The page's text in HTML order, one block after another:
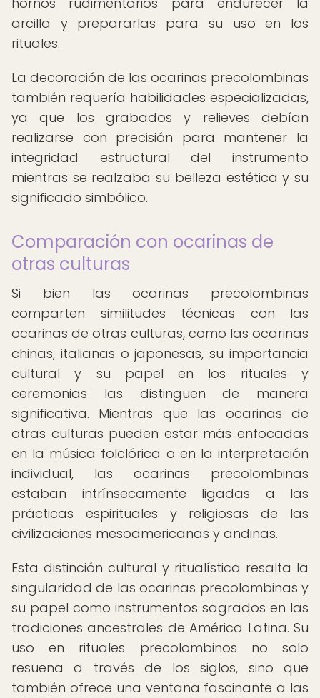
arcilla y prepararlas para su uso en los
rituales.
La decoración de las ocarinas precolombinas
también requería habilidades especializadas,
ya que los grabados y relieves debían
realizarse con precisión para mantener la
integridad estructural del instrumento
mientras se realzaba su belleza estética y su
significado simbólico.
Comparación con ocarinas de
otras culturas
Si bien las ocarinas precolombinas
comparten similitudes técnicas con las
ocarinas de otras culturas, como las ocarinas
chinas, italianas o japonesas, su importancia
cultural y su papel en los rituales y
ceremonias las distinguen de manera
significativa. Mientras que las ocarinas de
otras culturas pueden estar más enfocadas
en la música folclórica o en la interpretación
individual, las ocarinas precolombinas
estaban intrínsecamente ligadas a las
prácticas espirituales y religiosas de las
civilizaciones mesoamericanas y andinas.
Esta distinción cultural y ritualística resalta la
singularidad de las ocarinas precolombinas y
su papel como instrumentos sagrados en las
tradiciones ancestrales de América Latina. Su
uso en rituales precolombinos no solo
resuena a través de los siglos, sino que
también ofrece una ventana fascinante a las